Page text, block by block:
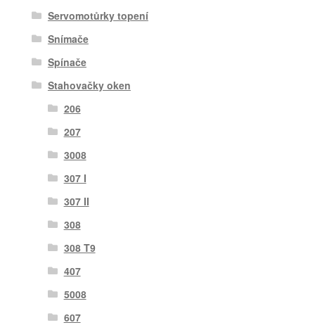
Servomotůrky topení
Snímače
Spínače
Stahovačky oken
206
207
3008
307 I
307 II
308
308 T9
407
5008
607